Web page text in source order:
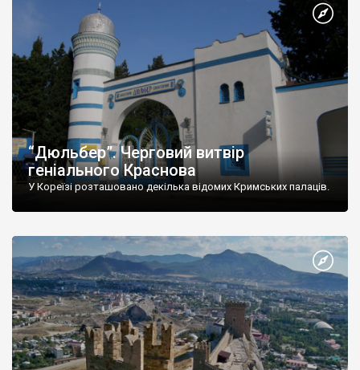
“Дюльбер”. Черговий витвір
геніального Краснова
У Кореїзі розташовано декілька відомих Кримських палаців.